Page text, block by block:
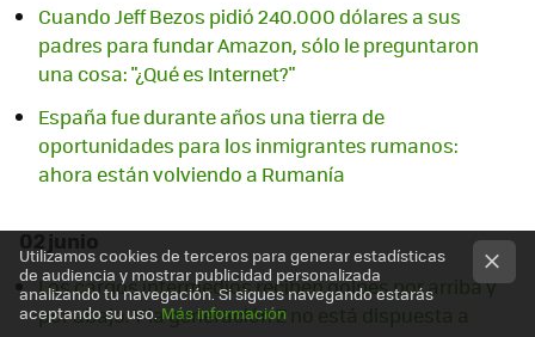
Cuando Jeff Bezos pidió 240.000 dólares a sus
padres para fundar Amazon, sólo le preguntaron
una cosa: "¿Qué es Internet?"
España fue durante años una tierra de
oportunidades para los inmigrantes rumanos:
ahora están volviendo a Rumanía
02 junio
Los cargos intermedios reciben golpes por arriba y
por abajo. Y la generación Z no está dispuesta a
Utilizamos cookies de terceros para generar estadísticas
de audiencia y mostrar publicidad personalizada
analizando tu navegación. Si sigues navegando estarás
aceptando su uso.Más información